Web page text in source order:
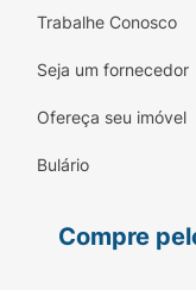
Trabalhe Conosco
Seja um fornecedor
Ofereça seu imóvel
Bulário
Compre